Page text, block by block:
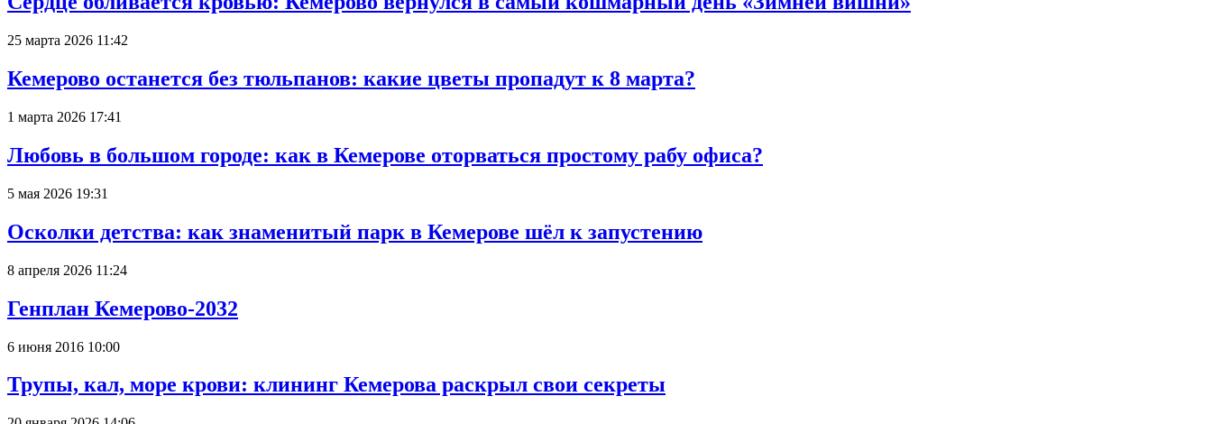
25 марта 2026 11:42
Кемерово останется без тюльпанов: какие цветы пропадут к 8 марта?
1 марта 2026 17:41
Любовь в большом городе: как в Кемерове оторваться простому рабу офиса?
5 мая 2026 19:31
Осколки детства: как знаменитый парк в Кемерове шёл к запустению
8 апреля 2026 11:24
Генплан Кемерово-2032
6 июня 2016 10:00
Трупы, кал, море крови: клининг Кемерова раскрыл свои секреты